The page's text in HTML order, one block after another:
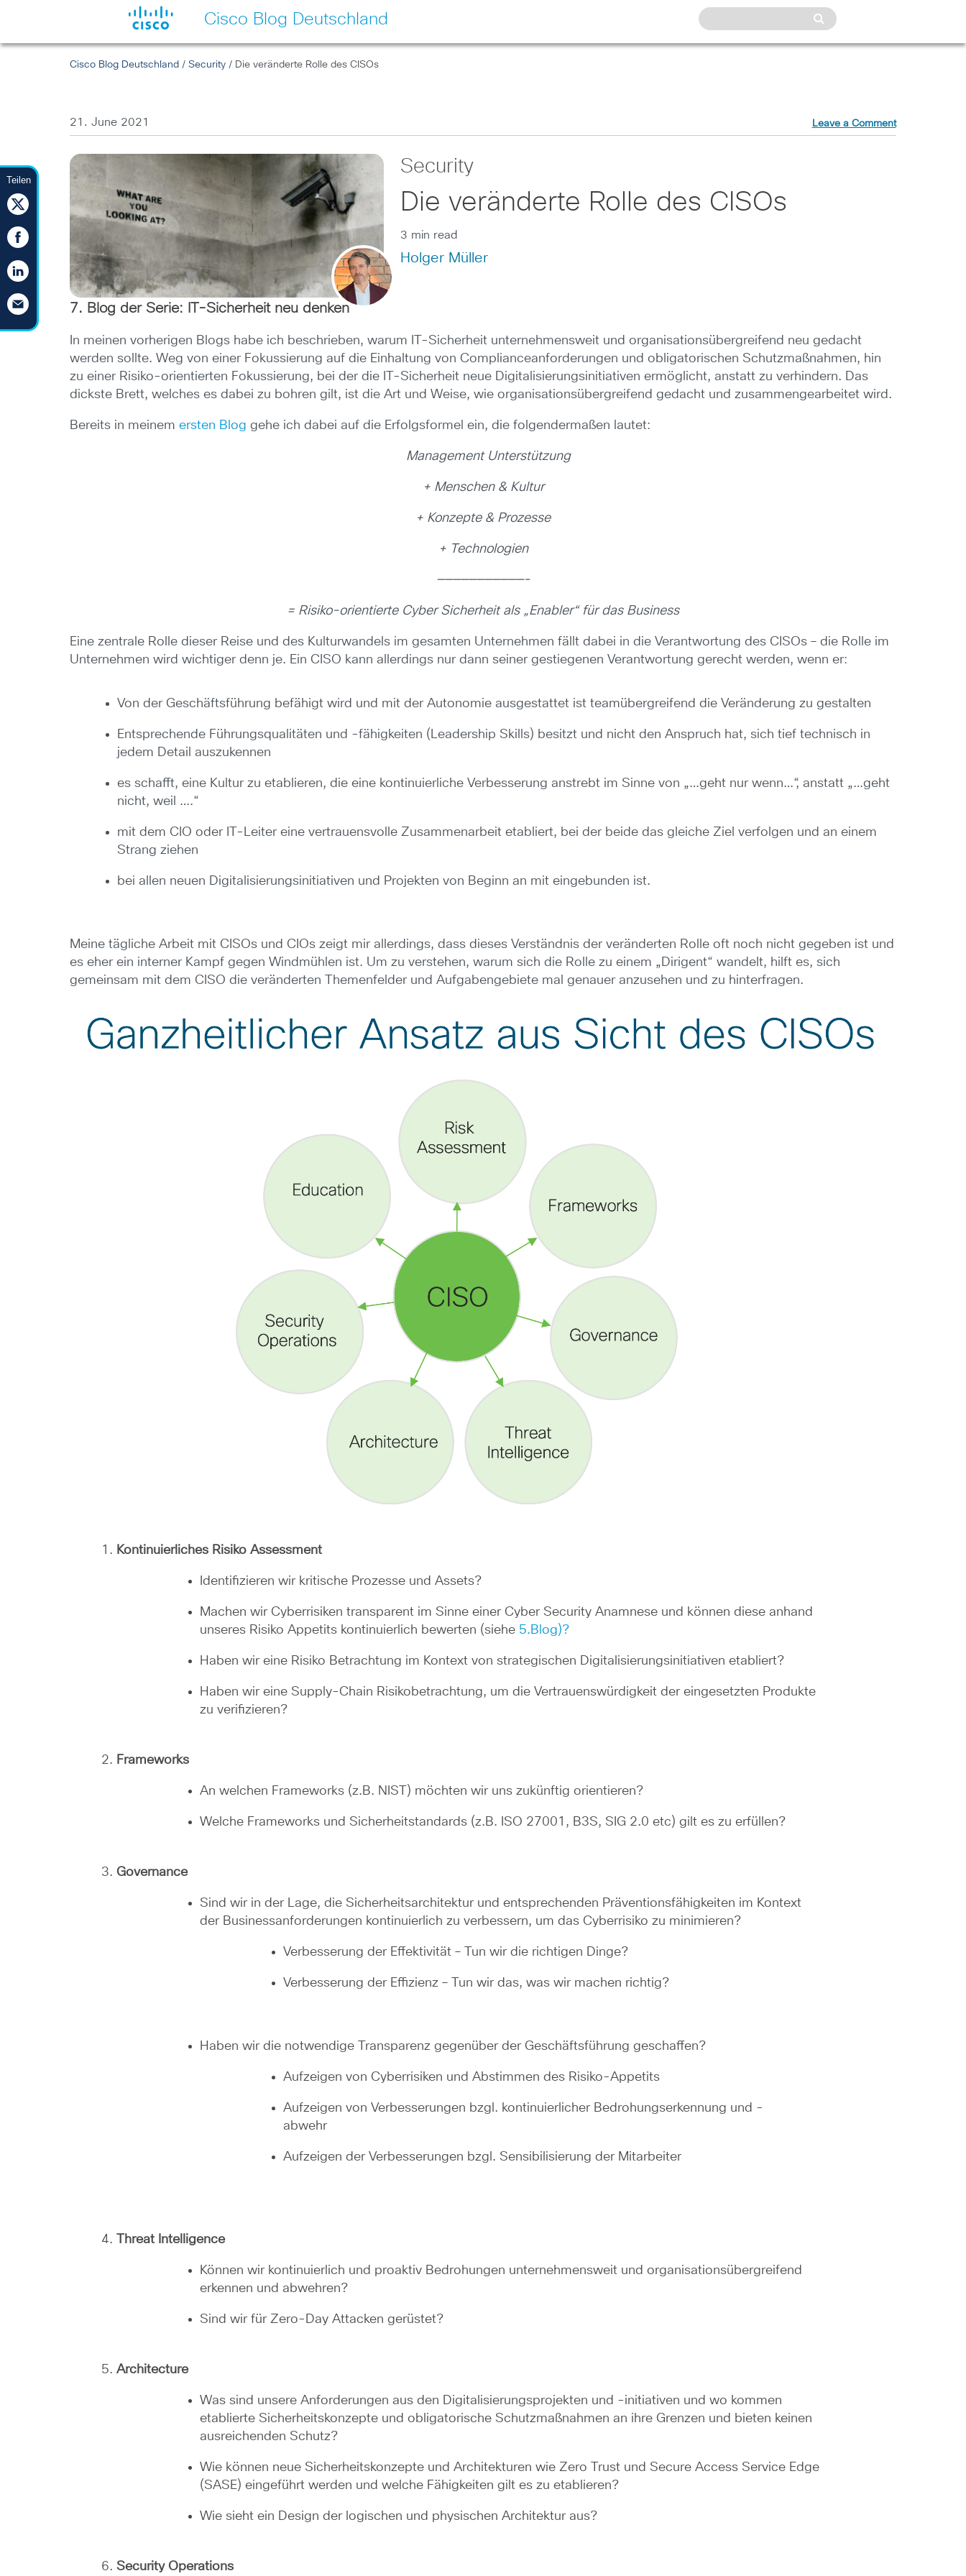
Cisco Blog Deutschland
Teilen
Cisco Blog Deutschland /Security / Die veränderte Rolle des CISOs
21. June 2021 Leave a Comment
Security
Die veränderte Rolle des CISOs
3 min read
Holger Müller
7. Blog der Serie: IT-Sicherheit neu denken
In meinen vorherigen Blogs habe ich beschrieben, warum IT-Sicherheit unternehmensweit und organisationsübergreifend neu gedacht
werden sollte. Weg von einer Fokussierung auf die Einhaltung von Complianceanforderungen und obligatorischen Schutzmaßnahmen, hin
zu einer Risiko-orientierten Fokussierung, bei der die IT-Sicherheit neue Digitalisierungsinitiativen ermöglicht, anstatt zu verhindern. Das
dickste Brett, welches es dabei zu bohren gilt, ist die Art und Weise, wie organisationsübergreifend gedacht und zusammengearbeitet wird.
Bereits in meinemersten Blog gehe ich dabei auf die Erfolgsformel ein, die folgendermaßen lautet:
Management Unterstützung
+ Menschen & Kultur
+ Konzepte & Prozesse
+ Technologien
———————————-
= Risiko-orientierte Cyber Sicherheit als „Enabler“ für das Business
Eine zentrale Rolle dieser Reise und des Kulturwandels im gesamten Unternehmen fällt dabei in die Verantwortung des CISOs – die Rolle im
Unternehmen wird wichtiger denn je. Ein CISO kann allerdings nur dann seiner gestiegenen Verantwortung gerecht werden, wenn er:
Von der Geschäftsführung befähigt wird und mit der Autonomie ausgestattet ist teamübergreifend die Veränderung zu gestalten
Entsprechende Führungsqualitäten und -fähigkeiten (Leadership Skills) besitzt und nicht den Anspruch hat, sich tief technisch in
jedem Detail auszukennen
es schafft, eine Kultur zu etablieren, die eine kontinuierliche Verbesserung anstrebt im Sinne von „…geht nur wenn…“, anstatt „…geht
nicht, weil ….“
mit dem CIO oder IT-Leiter eine vertrauensvolle Zusammenarbeit etabliert, bei der beide das gleiche Ziel verfolgen und an einem
Strang ziehen
bei allen neuen Digitalisierungsinitiativen und Projekten von Beginn an mit eingebunden ist.
Meine tägliche Arbeit mit CISOs und CIOs zeigt mir allerdings, dass dieses Verständnis der veränderten Rolle oft noch nicht gegeben ist und
es eher ein interner Kampf gegen Windmühlen ist. Um zu verstehen, warum sich die Rolle zu einem „Dirigent“ wandelt, hilft es, sich
gemeinsam mit dem CISO die veränderten Themenfelder und Aufgabengebiete mal genauer anzusehen und zu hinterfragen.
Kontinuierliches Risiko Assessment
Identifizieren wir kritische Prozesse und Assets?
Machen wir Cyberrisiken transparent im Sinne einer Cyber Security Anamnese und können diese anhand
unseres Risiko Appetits kontinuierlich bewerten (siehe 5.Blog)?
Haben wir eine Risiko Betrachtung im Kontext von strategischen Digitalisierungsinitiativen etabliert?
Haben wir eine Supply-Chain Risikobetrachtung, um die Vertrauenswürdigkeit der eingesetzten Produkte
zu verifizieren?
Frameworks
An welchen Frameworks (z.B. NIST) möchten wir uns zukünftig orientieren?
Welche Frameworks und Sicherheitstandards (z.B. ISO 27001, B3S, SIG 2.0 etc) gilt es zu erfüllen?
Governance
Sind wir in der Lage, die Sicherheitsarchitektur und entsprechenden Präventionsfähigkeiten im Kontext
der Businessanforderungen kontinuierlich zu verbessern, um das Cyberrisiko zu minimieren?
Verbesserung der Effektivität – Tun wir die richtigen Dinge?
Verbesserung der Effizienz – Tun wir das, was wir machen richtig?
Haben wir die notwendige Transparenz gegenüber der Geschäftsführung geschaffen?
Aufzeigen von Cyberrisiken und Abstimmen des Risiko-Appetits
Aufzeigen von Verbesserungen bzgl. kontinuierlicher Bedrohungserkennung und -
abwehr
Aufzeigen der Verbesserungen bzgl. Sensibilisierung der Mitarbeiter
Threat Intelligence
Können wir kontinuierlich und proaktiv Bedrohungen unternehmensweit und organisationsübergreifend
erkennen und abwehren?
Sind wir für Zero-Day Attacken gerüstet?
Architecture
Was sind unsere Anforderungen aus den Digitalisierungsprojekten und -initiativen und wo kommen
etablierte Sicherheitskonzepte und obligatorische Schutzmaßnahmen an ihre Grenzen und bieten keinen
ausreichenden Schutz?
Wie können neue Sicherheitskonzepte und Architekturen wie Zero Trust und Secure Access Service Edge
(SASE) eingeführt werden und welche Fähigkeiten gilt es zu etablieren?
Wie sieht ein Design der logischen und physischen Architektur aus?
Security Operations